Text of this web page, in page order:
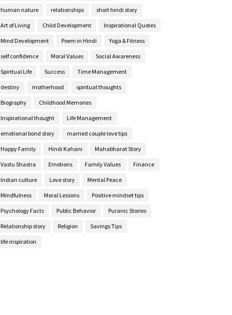
human nature relationships short hindi story
Art of Living Child Development Inspirational Quotes
Mind Development Poem in Hindi Yoga & Fitness
self confidence Moral Values Social Awareness
Spiritual Life Success Time Management
destiny motherhood spiritual thoughts
Biography Childhood Memories
Inspirational thought Life Management
emotional bond story married couple love tips
Happy Family Hindi Kahani Mahabharat Story
Vastu Shastra Emotions Family Values Finance
Indian culture Love story Mental Peace
Mindfulness Moral Lessons Positive mindset tips
Psychology Facts Public Behavior Puranic Stories
Relationship story Religion Savings Tips
life inspiration